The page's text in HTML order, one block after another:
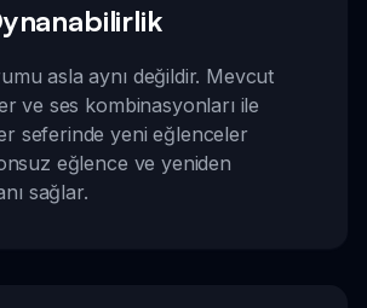
asla aynı değildir. Mevcut
ve ses kombinasyonları ile
seferinde yeni eğlenceler
eğlence ve yeniden
sağlar.